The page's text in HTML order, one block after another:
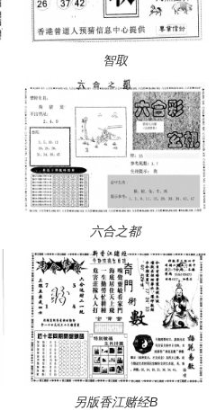
智取
六合之都
另版香江赌经B